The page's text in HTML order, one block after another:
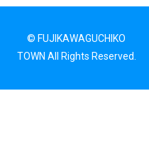
© FUJIKAWAGUCHIKO
TOWN All Rights Reserved.